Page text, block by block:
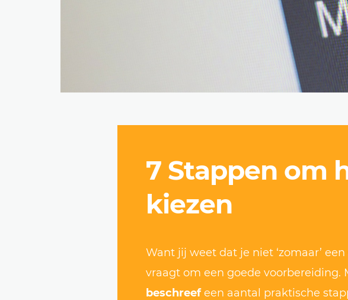
7 Stappen om
kiezen
Want jij weet dat je niet ‘zomaar’
vraagt om een goede voorbereiding.
beschreefeen aantal praktische